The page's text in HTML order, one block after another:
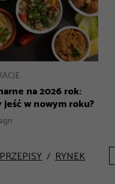
na 2026 rok:
jeść w nowym roku?
PRZEPISY RYNEK